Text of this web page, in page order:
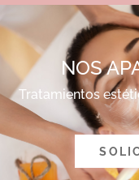
NOS
Tratamientos